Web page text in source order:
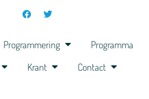
Programmering
Programma
Krant Contact